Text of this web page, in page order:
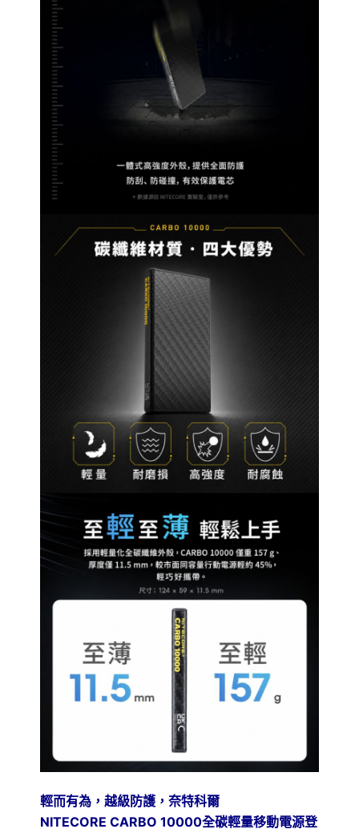
輕而有為，越級防護，奈特科爾
NITECORE CARBO 10000全碳輕量移動電源登